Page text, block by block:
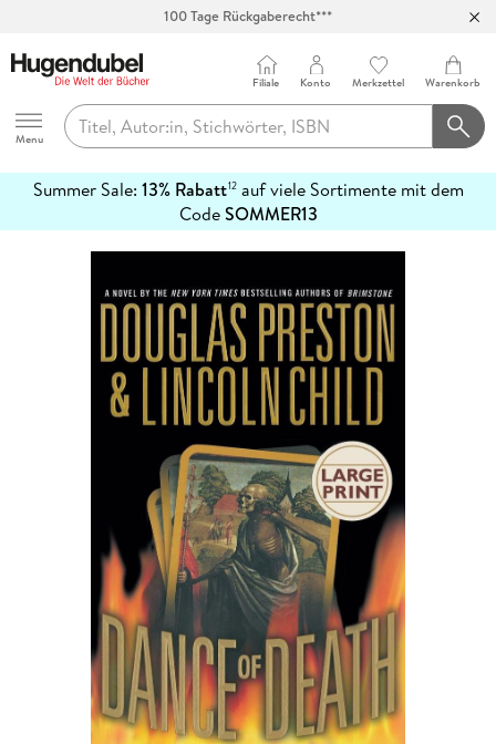
100 Tage Rückgaberecht***
Hugendubel
Menu
Filiale Konto Merkzettel Warenkorb
Summer Sale: 13% Rabatt12auf viele Sortimente mit dem
CodeSOMMER13
erfahren